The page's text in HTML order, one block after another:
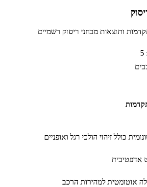
ותוצאות מבחני ריסוק רשמיים
5